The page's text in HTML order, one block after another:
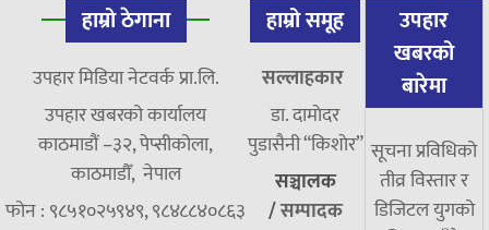
हाम्रो ठेगाना
उपहार मिडिया नेटवर्क प्रा.लि.
उपहार खबरको कार्यालय
काठमाडौं –३२, पेप्सीकोला,
काठमाडौँ, नेपाल
फोन : ९८५१०२५९४९, ९८४८८४०८६३
हाम्रो समूह
सल्लाहकार
डा. दामाेदर
पुडासैनी “किशाेर”
सञ्चालक
/सम्पादक
उपहार
खबरको
बारेमा
सूचना प्रविधिको
तीव्र विस्तार र
डिजिटल युगको